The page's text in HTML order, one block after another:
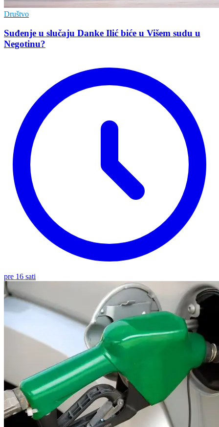
Društvo
Suđenje u slučaju Danke Ilić biće u Višem sudu u
Negotinu?
pre 16 sati